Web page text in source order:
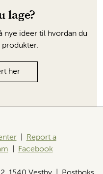
lage?
nye ideer til hvordan du
produkter.
her
| Report a
Facebook